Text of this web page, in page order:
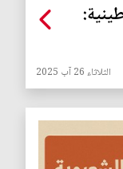
الثلاثاء 26 آب 2025